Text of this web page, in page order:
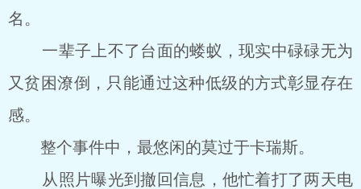
名。
一辈子上不了台面的蝼蚁，现实中碌碌无为
又贫困潦倒，只能通过这种低级的方式彰显存在
感。
整个事件中，最悠闲的莫过于卡瑞斯。
从照片曝光到撤回信息，他忙着打了两天电